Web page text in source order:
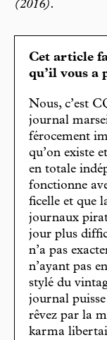
(2016).
Cet article
qu’il vous a
Nous, c’est
journal
férocement
qu’on existe
en totale
fonctionne
ficelle et que
journaux
jour plus
n’a pas
n’ayant pas
stylé du
journal
rêvez par la
karma